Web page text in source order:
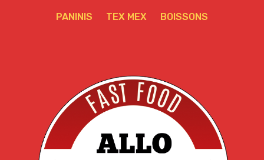
PANINIS TEX MEX BOISSONS